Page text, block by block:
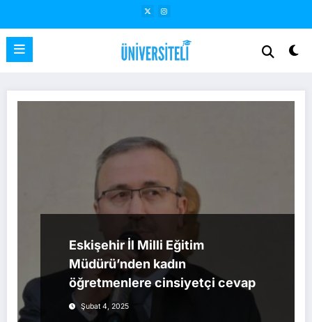
Eskişehir İl Milli Eğitim
Müdürü’nden kadın
öğretmenlere cinsiyetçi cevap
Şubat 4, 2025